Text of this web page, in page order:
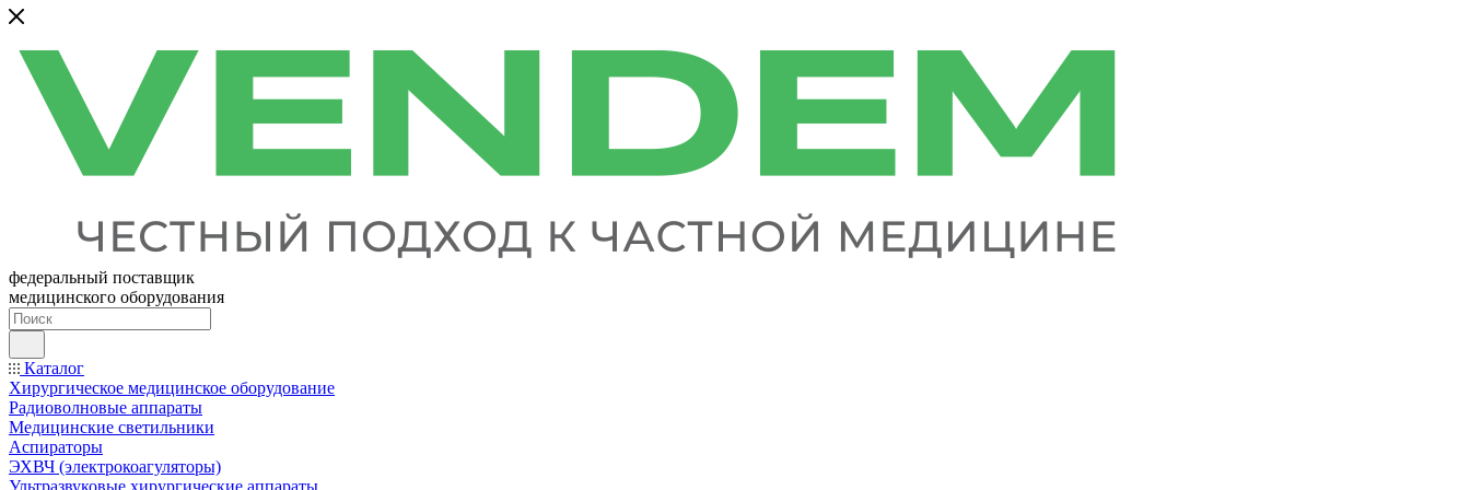
федеральный поставщик
медицинского оборудования
Каталог
Хирургическое медицинское оборудование
Радиоволновые аппараты
Медицинские светильники
Аспираторы
ЭХВЧ (электрокоагуляторы)
Ультразвуковые хирургические аппараты